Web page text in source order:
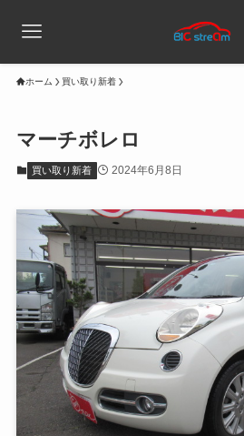
ホーム 買い取り新着
マーチボレロ
買い取り新着 2024年6月8日